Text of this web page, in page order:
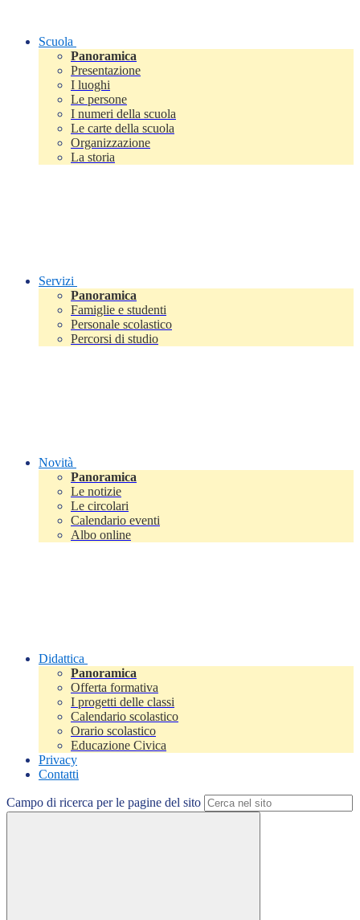
Scuola
Panoramica
Presentazione
I luoghi
Le persone
I numeri della scuola
Le carte della scuola
Organizzazione
La storia
Servizi
Panoramica
Famiglie e studenti
Personale scolastico
Percorsi di studio
Novità
Panoramica
Le notizie
Le circolari
Calendario eventi
Albo online
Didattica
Panoramica
Offerta formativa
I progetti delle classi
Calendario scolastico
Orario scolastico
Educazione Civica
Privacy
Contatti
Campo di ricerca per le pagine del sito